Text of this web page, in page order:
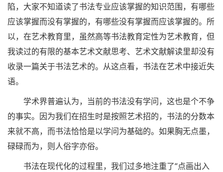
陷，大家不知道读了书法专业应该掌握的知识范围，有哪些
应该掌握而没有掌握的，有哪些没有掌握而应该掌握的。所
以，在艺术教育里，虽然高等书法教育定性为艺术教育，但
我读过的有限的基本艺术文献思考、艺术文献解读里却没有
收录一篇关于书法艺术的。从这点看，书法在艺术中接近失
语。
学术界普遍认为，当前的书法没有学问，这也是个不争
的事实。因为我们在招生时是按照艺术招的，书法的分数本
来就不高，而书法恰恰是以学问为基础的。如果胸无点墨，
碌碌而为，则人俗字亦俗。
书法在现代化的过程里，我们过多地注重了“点画出入